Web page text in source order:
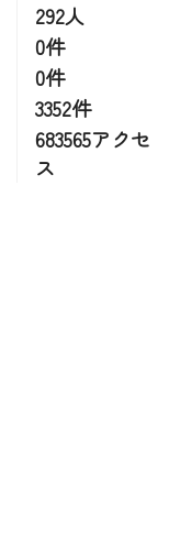
292人
0件
0件
3352件
683565アクセ
ス